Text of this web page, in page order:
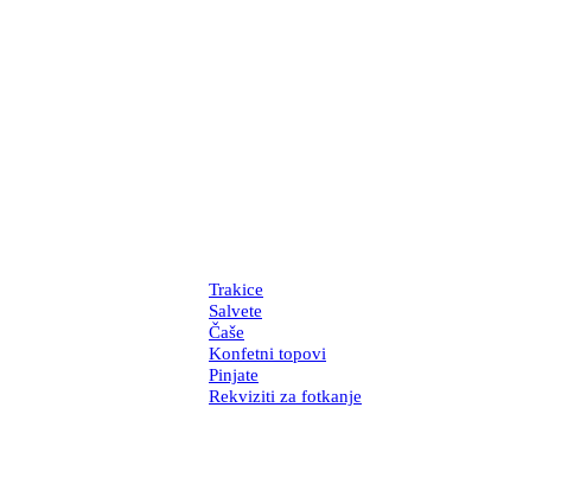
Trakice
Salvete
Čaše
Konfetni topovi
Pinjate
Rekviziti za fotkanje